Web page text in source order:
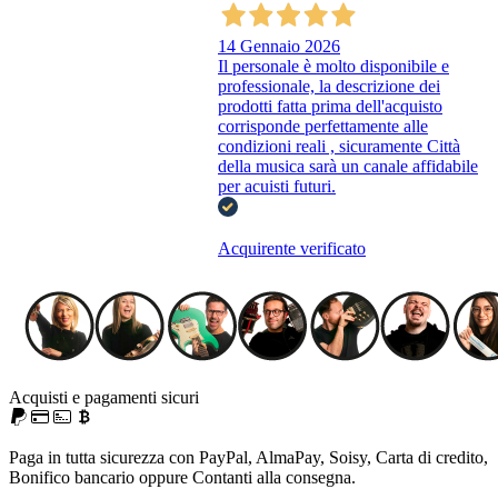
14 Gennaio 2026
Il personale è molto disponibile e
professionale, la descrizione dei
prodotti fatta prima dell'acquisto
corrisponde perfettamente alle
condizioni reali , sicuramente Città
della musica sarà un canale affidabile
per acuisti futuri.
Acquirente verificato
Acquisti e pagamenti sicuri
Paga in tutta sicurezza con PayPal, AlmaPay, Soisy, Carta di credito,
Bonifico bancario oppure Contanti alla consegna.